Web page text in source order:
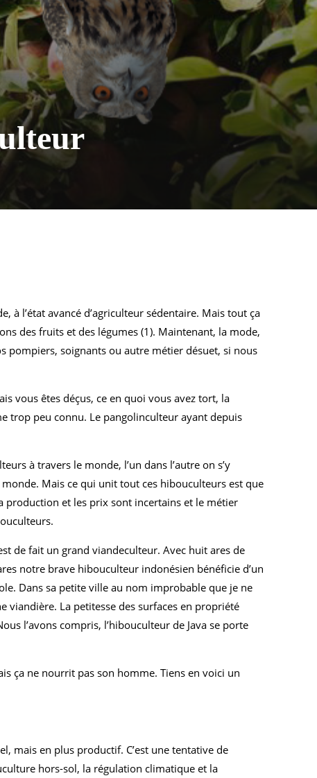
à l’état avancé d’agriculteur sédentaire. Mais tout ça
des fruits et des légumes (1). Maintenant, la mode,
pompiers, soignants ou autre métier désuet, si nous
vous êtes déçus, ce en quoi vous avez tort, la
trop peu connu. Le pangolinculteur ayant depuis
à travers le monde, l’un dans l’autre on s’y
Mais ce qui unit tout ces hibouculteurs est que
production et les prix sont incertains et le métier
de fait un grand viandeculteur. Avec huit ares de
notre brave hibouculteur indonésien bénéficie d’un
Dans sa petite ville au nom improbable que je ne
viandière. La petitesse des surfaces en propriété
l’avons compris, l’hibouculteur de Java se porte
ça ne nourrit pas son homme. Tiens en voici un
mais en plus productif. C’est une tentative de
hors-sol, la régulation climatique et la